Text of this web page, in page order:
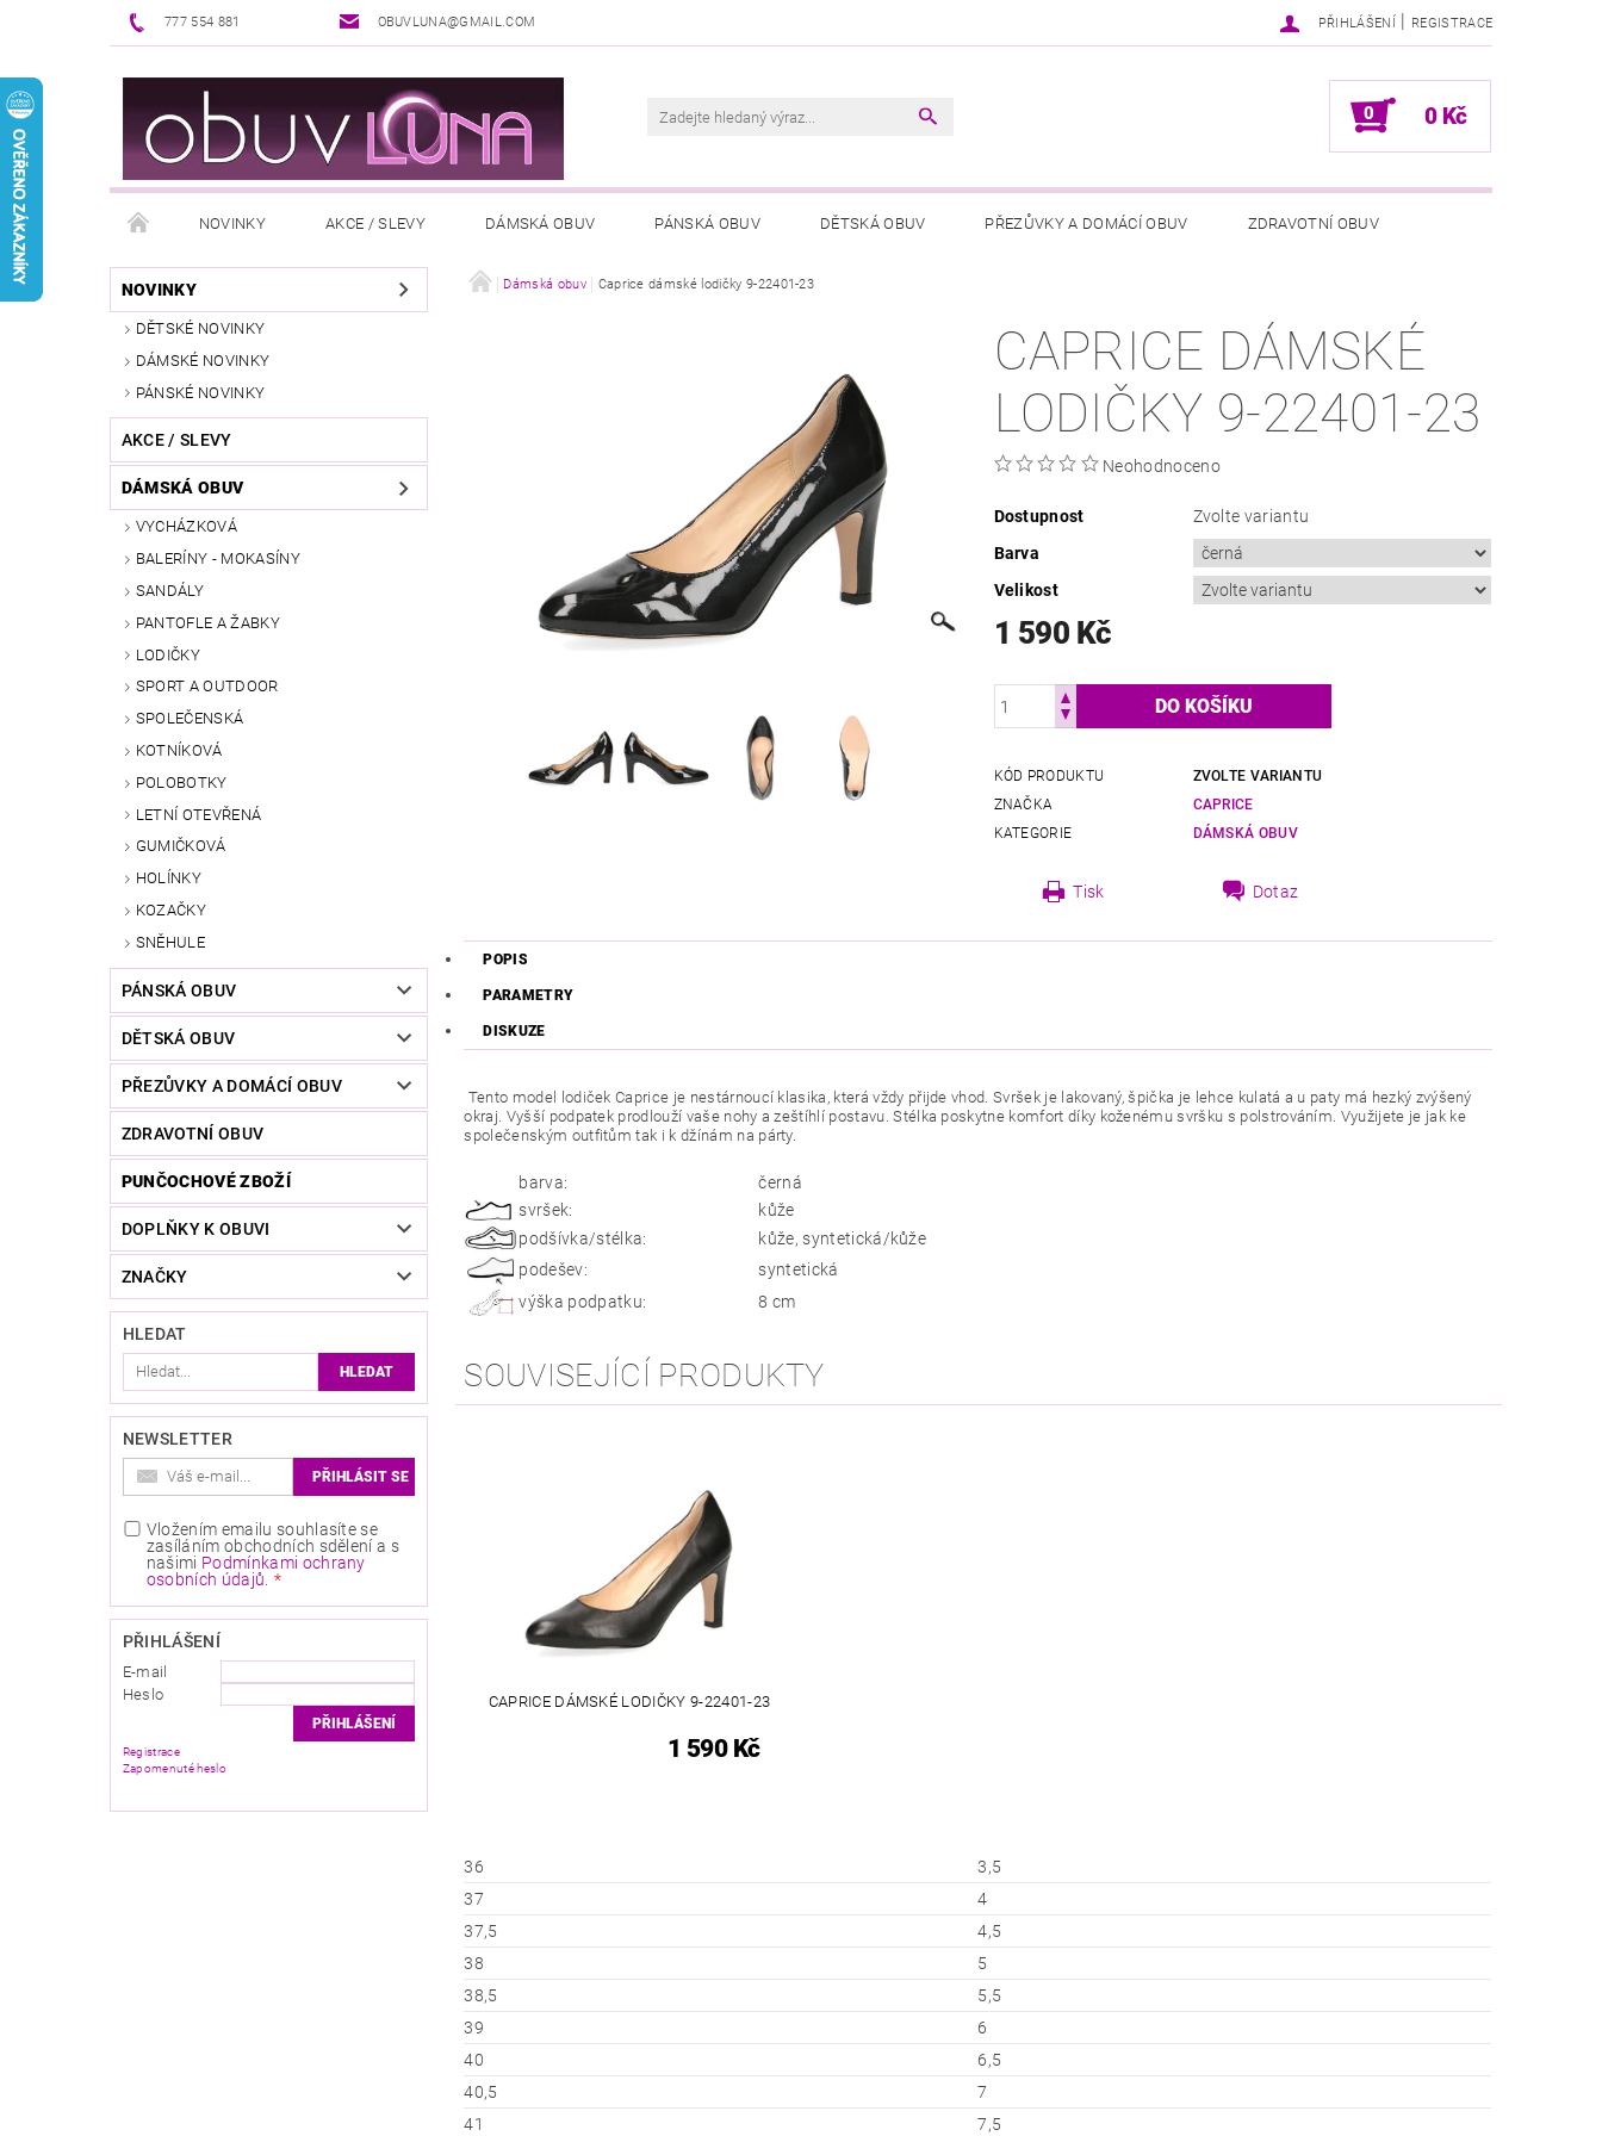
777 554 881 OBUVLUNA@GMAIL.COM PŘIHLÁŠENÍ | REGISTRACE
0 0 Kč
NOVINKY AKCE / SLEVY DÁMSKÁ OBUV PÁNSKÁ OBUV DĚTSKÁ OBUV PŘEZŮVKY A DOMÁCÍ OBUV ZDRAVOTNÍ OBUV
PUNČOCHOVÉ ZBOŽÍ DOPLŇKY K OBUVI VŠEOBECNÉ OBCHODNÍ PODMÍNKY
REKLAMAČNÍ ŘÁD
NOVINKY
DĚTSKÉ NOVINKY
DÁMSKÉ NOVINKY
PÁNSKÉ NOVINKY
AKCE / SLEVY
DÁMSKÁ OBUV
VYCHÁZKOVÁ
BALERÍNY - MOKASÍNY
SANDÁLY
PANTOFLE A ŽABKY
LODIČKY
SPORT A OUTDOOR
SPOLEČENSKÁ
KOTNÍKOVÁ
POLOBOTKY
LETNÍ OTEVŘENÁ
GUMIČKOVÁ
HOLÍNKY
KOZAČKY
SNĚHULE
PÁNSKÁ OBUV
DĚTSKÁ OBUV
PŘEZŮVKY A DOMÁCÍ OBUV
ZDRAVOTNÍ OBUV
PUNČOCHOVÉ ZBOŽÍ
DOPLŇKY K OBUVI
ZNAČKY
HLEDAT
NEWSLETTER
Vložením emailu souhlasíte se
zasíláním obchodních sdělení a s
našimi Podmínkami ochrany
osobních údajů
PŘIHLÁŠENÍ
E-mail
Heslo
Registrace
Zapomenuté heslo
Dámská obuv Caprice dámské lodičky 9-22401-23
CAPRICE DÁMSKÉ
LODIČKY 9-22401-23
Neohodnoceno
Dostupnost
Zvolte variantu
Barva
Velikost
1 590 Kč
KÓD PRODUKTU
ZVOLTE VARIANTU
ZNAČKA
CAPRICE
KATEGORIE
DÁMSKÁ OBUV
Tisk Dotaz
POPIS
PARAMETRY
DISKUZE
Tento model lodiček Caprice je nestárnoucí klasika, která vždy přijde vhod. Svršek je lakovaný, špička je lehce kulatá a u paty má hezký zvýšený
okraj. Vyšší podpatek prodlouží vaše nohy a zeštíhlí postavu. Stélka poskytne komfort díky koženému svršku s polstrováním. Využijete je jak ke
společenským outfitům tak i k džínám na párty.
barva:
černá
svršek:
kůže
podšívka/stélka:
kůže, syntetická/kůže
podešev:
syntetická
výška podpatku:
8 cm
SOUVISEJÍCÍ PRODUKTY
CAPRICE DÁMSKÉ LODIČKY 9-22401-23
1 590 Kč
36
3,5
37
4
37,5
4,5
38
5
38,5
5,5
39
6
40
6,5
40,5
7
41
7,5